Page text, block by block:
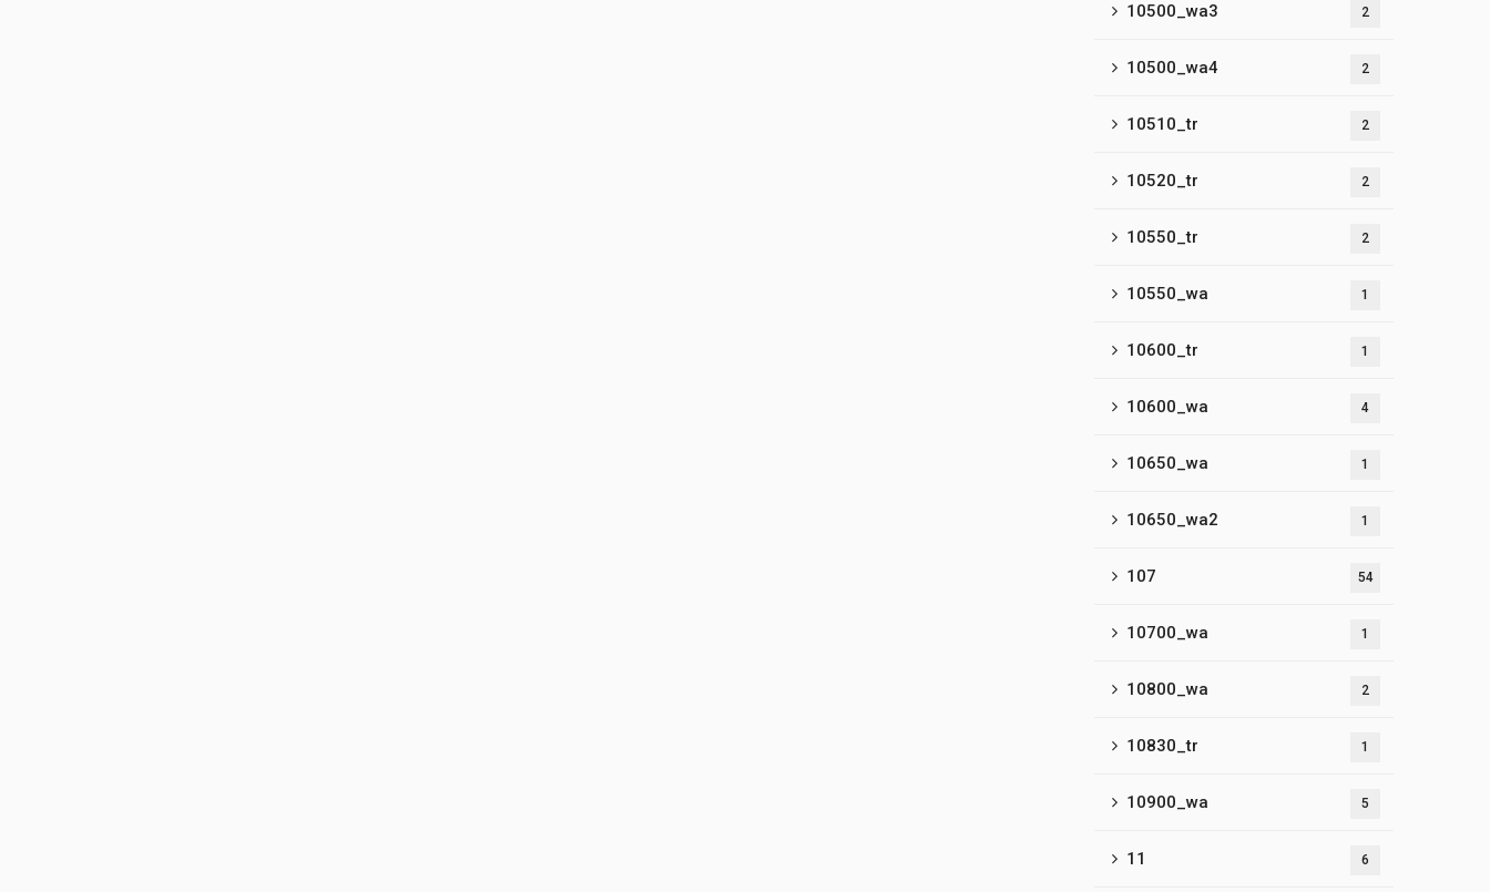
10500_wa3 2
10500_wa4 2
10510_tr 2
10520_tr 2
10550_tr 2
10550_wa 1
10600_tr 1
10600_wa 4
10650_wa 1
10650_wa2 1
107 54
10700_wa 1
10800_wa 2
10830_tr 1
10900_wa 5
11 6